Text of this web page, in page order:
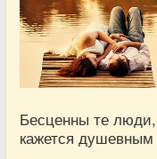
Бесценны те
кажется душевным